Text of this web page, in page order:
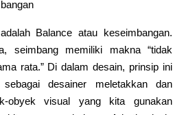
Balance atau keseimbangan.
seimbang memiliki makna “tidak
rata.” Di dalam desain, prinsip ini
desainer meletakkan dan
obyek visual yang kita gunakan